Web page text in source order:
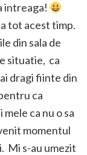
intreaga!
tot acest timp.
din sala de
situatie, ca
dragi fiinte din
ca
ca nu o sa
momentul
Mi s-au umezit